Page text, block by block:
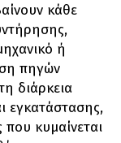
κάθε
ή
πηγών
διάρκεια
εγκατάστασης,
που κυμαίνεται